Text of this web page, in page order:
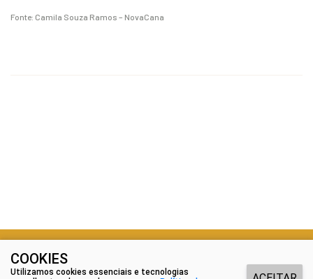
Fonte: Camila Souza Ramos – NovaCana
@ Copyright 2026 - Todos os direitos reservados.
COOKIES
Utilizamos cookies essenciais e tecnologias